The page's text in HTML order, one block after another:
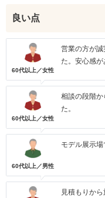
良い点
60代以上／女性
営業の方が誠
た。安心感が
60代以上／女性
相談の段階
た。
60代以上／男性
モデル展示場
見積もりか